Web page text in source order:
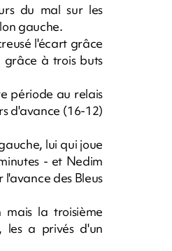
du mal sur les
gauche.
l'écart grâce
à trois buts
période au relais
d'avance (16-12)
lui qui joue
- et Nedim
des Bleus
mais la troisième
les a privés d'un